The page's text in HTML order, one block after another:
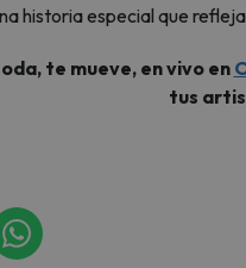
historia especial que
te mueve, en vivo en
tus